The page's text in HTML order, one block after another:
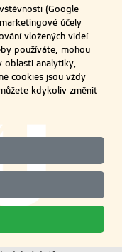
(Google
účely
vložených videí
používáte, mohou
oblasti analytiky,
cookies jsou vždy
kdykoliv změnit